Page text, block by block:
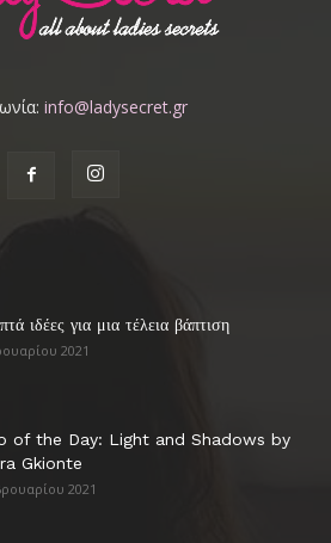
info@ladysecret.gr
ιδέες για μια τέλεια βάπτιση
2021
of the Day: Light and Shadows by
Gkionte
2021